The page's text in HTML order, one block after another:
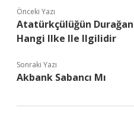
Önceki Yazı
Atatürkçülüğün Durağan
Hangi Ilke Ile Ilgilidir
Sonraki Yazı
Akbank Sabancı Mı